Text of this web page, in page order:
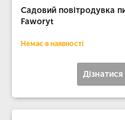
Садовий повітродувка
Faworyt
Немає в наявності